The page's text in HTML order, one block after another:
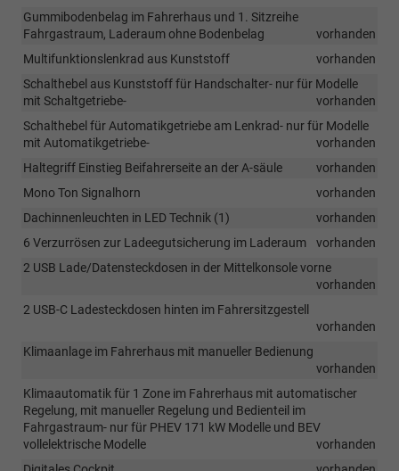
Gummibodenbelag im Fahrerhaus und 1. Sitzreihe
Fahrgastraum, Laderaum ohne Bodenbelag
vorhanden
Multifunktionslenkrad aus Kunststoff
vorhanden
Schalthebel aus Kunststoff für Handschalter- nur für Modelle
mit Schaltgetriebe-
vorhanden
Schalthebel für Automatikgetriebe am Lenkrad- nur für Modelle
mit Automatikgetriebe-
vorhanden
Haltegriff Einstieg Beifahrerseite an der A-säule
vorhanden
Mono Ton Signalhorn
vorhanden
Dachinnenleuchten in LED Technik (1)
vorhanden
6 Verzurrösen zur Ladeegutsicherung im Laderaum
vorhanden
2 USB Lade/Datensteckdosen in der Mittelkonsole vorne
vorhanden
2 USB-C Ladesteckdosen hinten im Fahrersitzgestell
vorhanden
Klimaanlage im Fahrerhaus mit manueller Bedienung
vorhanden
Klimaautomatik für 1 Zone im Fahrerhaus mit automatischer
Regelung, mit manueller Regelung und Bedienteil im
Fahrgastraum- nur für PHEV 171 kW Modelle und BEV
vollelektrische Modelle
vorhanden